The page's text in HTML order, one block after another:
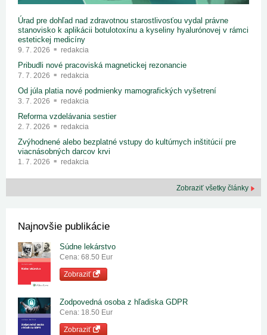
Úrad pre dohľad nad zdravotnou starostlivosťou vydal právne
stanovisko k aplikácii botulotoxínu a kyseliny hyalurónovej v rámci
estetickej medicíny
9. 7. 2026 redakcia
Pribudli nové pracoviská magnetickej rezonancie
7. 7. 2026 redakcia
Od júla platia nové podmienky mamografických vyšetrení
3. 7. 2026 redakcia
Reforma vzdelávania sestier
2. 7. 2026 redakcia
Zvýhodnené alebo bezplatné vstupy do kultúrnych inštitúcií pre
viacnásobných darcov krvi
1. 7. 2026 redakcia
Zobraziť všetky články
Najnovšie publikácie
Súdne lekárstvo
Cena: 68.50 Eur
Zobraziť
Zodpovedná osoba z hľadiska GDPR
Cena: 18.50 Eur
Zobraziť